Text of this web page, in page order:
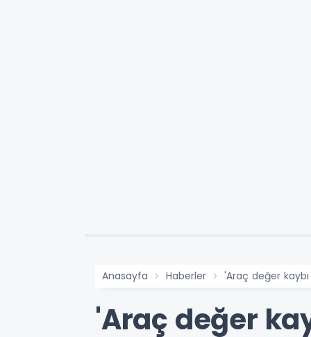
Anasayfa Haberler 'Araç değer
'Araç değer